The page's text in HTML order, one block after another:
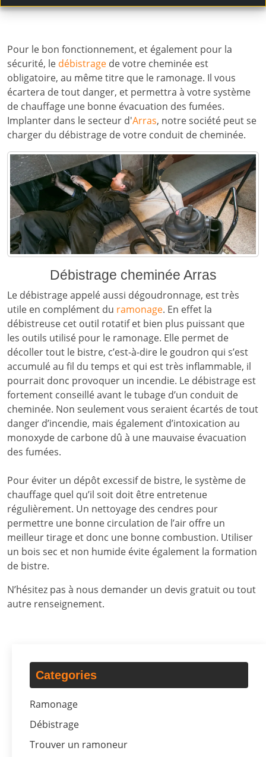
Pour le bon fonctionnement, et également pour la
sécurité, le débistrage de votre cheminée est
obligatoire, au même titre que le ramonage. Il vous
écartera de tout danger, et permettra à votre système
de chauffage une bonne évacuation des fumées.
Implanter dans le secteur d'Arras, notre société peut se
charger du débistrage de votre conduit de cheminée.
Débistrage cheminée Arras
Le débistrage appelé aussi dégoudronnage, est très
utile en complément du ramonage. En effet la
débistreuse cet outil rotatif et bien plus puissant que
les outils utilisé pour le ramonage. Elle permet de
décoller tout le bistre, c’est-à-dire le goudron qui s’est
accumulé au fil du temps et qui est très inflammable, il
pourrait donc provoquer un incendie. Le débistrage est
fortement conseillé avant le tubage d’un conduit de
cheminée. Non seulement vous seraient écartés de tout
danger d’incendie, mais également d’intoxication au
monoxyde de carbone dû à une mauvaise évacuation
des fumées.
Pour éviter un dépôt excessif de bistre, le système de
chauffage quel qu’il soit doit être entretenue
régulièrement. Un nettoyage des cendres pour
permettre une bonne circulation de l’air offre un
meilleur tirage et donc une bonne combustion. Utiliser
un bois sec et non humide évite également la formation
de bistre.
N’hésitez pas à nous demander un devis gratuit ou tout
autre renseignement.
Categories
Ramonage
Débistrage
Trouver un ramoneur